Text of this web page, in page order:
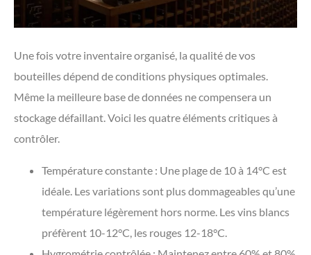
Une fois votre inventaire organisé, la qualité de vos
bouteilles dépend de conditions physiques optimales.
Même la meilleure base de données ne compensera un
stockage défaillant. Voici les quatre éléments critiques à
contrôler.
Température constante : Une plage de 10 à 14°C est
idéale. Les variations sont plus dommageables qu’une
température légèrement hors norme. Les vins blancs
préfèrent 10-12°C, les rouges 12-18°C.